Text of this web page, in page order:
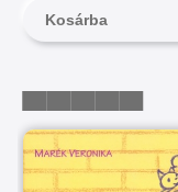
Kosárba